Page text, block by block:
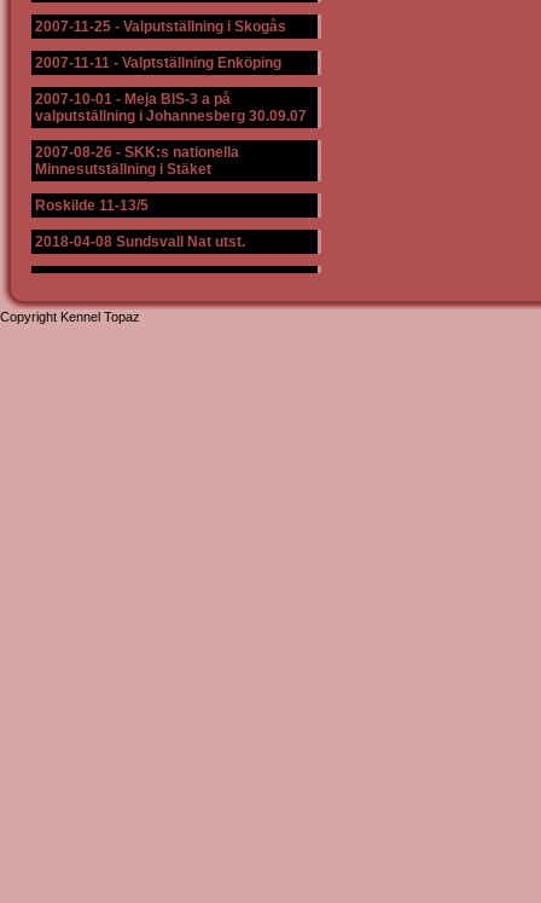
2007-11-25 - Valputställning i Skogås
2007-11-11 - Valptställning Enköping
2007-10-01 - Meja BIS-3 a på
valputställning i Johannesberg 30.09.07
2007-08-26 - SKK:s nationella
Minnesutställning i Stäket
Roskilde 11-13/5
2018-04-08 Sundsvall Nat utst.
Copyright Kennel Topaz